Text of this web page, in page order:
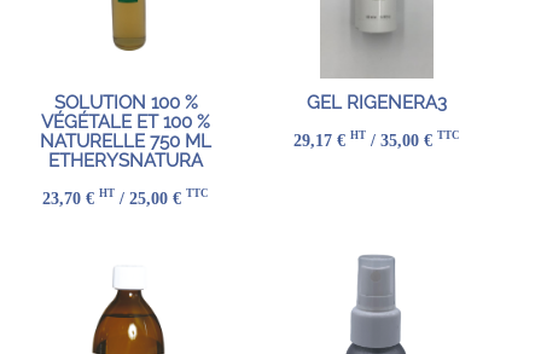
SOLUTION 100 %
VÉGÉTALE ET 100 %
NATURELLE 750 ML
ETHERYSNATURA
23,70 € HT / 25,00 € TTC
GEL RIGENERA3
29,17 € HT / 35,00 € TTC